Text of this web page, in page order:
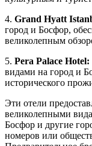
4. Grand Hyatt
город и Босфор,
великолепным
5. Pera Palace Hotel:
видами на город и
исторического
Эти отели
великолепными
Босфор и другие
номеров или